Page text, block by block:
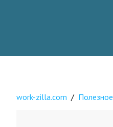
work-zilla.com / Полезное